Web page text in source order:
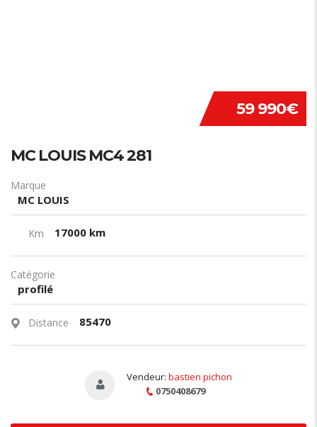
59 990€
MC LOUIS MC4 281
Marque
MC LOUIS
Km 17000 km
Catégorie
profilé
Distance 85470
Vendeur: bastien pichon
0750408679